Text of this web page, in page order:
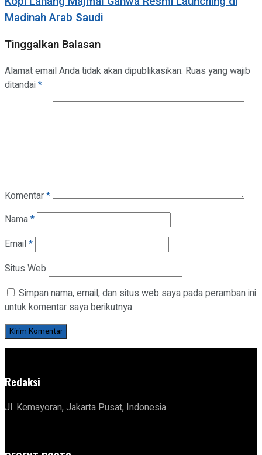
Madinah Arab Saudi
Tinggalkan Balasan
Alamat email Anda tidak akan dipublikasikan. Ruas yang wajib
ditandai*
Komentar*
Nama*
Email*
Situs Web
Simpan nama, email, dan situs web saya pada peramban ini
untuk komentar saya berikutnya.
Redaksi
Jl. Kemayoran, Jakarta Pusat, Indonesia